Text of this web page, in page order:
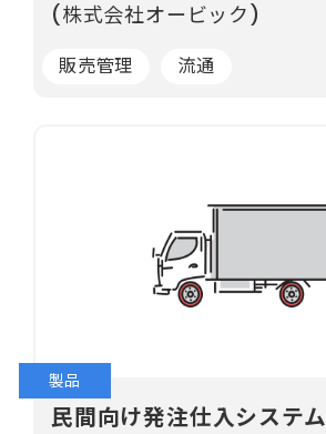
(株式会社オービック)
販売管理 流通
製品
民間向け発注仕入システム